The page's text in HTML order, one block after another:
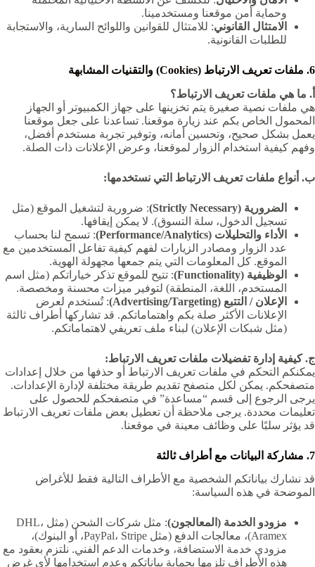
وحماية أمن موقعنا ومستخدمينا.
الامتثال القانوني: للامتثال للقوانين واللوائح السارية، والاستجابة
للطلبات القانونية.
6. ملفات تعريف الارتباط (Cookies) والتقنيات المشابهة
أ. ما هي ملفات تعريف الارتباط؟
هي ملفات نصية صغيرة يتم تخزينها على جهاز الكمبيوتر أو الجهاز
المحمول الخاص بكم عند زيارة موقعنا. تساعدنا على جعل موقعنا
يعمل بشكل صحيح، وتحسين أمانه، وتوفير تجربة مستخدم أفضل،
وفهم كيفية استخدام الزوار لموقعنا، وعرض الإعلانات ذات الصلة.
ب. أنواع ملفات تعريف الارتباط التي نستخدمها:
الضرورية (Strictly Necessary)
: ضرورية لتشغيل الموقع (مثل
تسجيل الدخول، سلة التسوق). لا يمكن إيقافها.
الأداء والتحليلات (Performance/Analytics)
: تسمح لنا بحساب
عدد الزوار ومصادر الزيارات لفهم كيفية تفاعل المستخدمين مع
الموقع. كل المعلومات التي يتم جمعها مجهولة الهوية.
الوظيفية (Functionality)
: تتيح للموقع تذكر خياراتكم (مثل اسم
المستخدم، اللغة، المنطقة) لتوفير ميزات محسنة ومخصصة.
الإعلان / التتبع (Advertising/Targeting)
: تُستخدم لعرض
الإعلانات الأكثر صلة بكم واهتماماتكم. قد تشاركها أطراف ثالثة
(مثل شبكات الإعلان) لبناء ملف تعريفي لاهتماماتكم.
ج. كيفية إدارة تفضيلات ملفات تعريف الارتباط:
يمكنكم التحكم في ملفات تعريف الارتباط أو حذفها من خلال إعدادات
متصفحكم. يمكن لكل متصفح تقديم طريقة مختلفة لإدارة الإعدادات.
يرجى الرجوع إلى قسم “مساعدة” في متصفحكم للحصول على
تعليمات محددة. يرجى ملاحظة أن تعطيل بعض ملفات تعريف الارتباط
قد يؤثر سلبًا على وظائف معينة في موقعنا.
7. مشاركة البيانات مع أطراف ثالثة
قد نشارك بياناتكم الشخصية مع الأطراف التالية فقط للأغراض
الموضحة في هذه السياسة:
مزودو الخدمة (المعالجون)
: مثل شركات الشحن (مثل DHL،
Aramex)، معالجات الدفع (مثل PayPal، Stripe، أو البنوك)،
مزودي خدمة الاستضافة، وخدمات الدعم الفني. نلتزم بعقود مع
هذه الأطراف تلزمها بحماية بياناتكم وعدم استخدامها لأي غرض